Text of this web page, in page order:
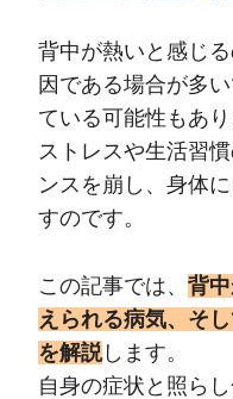
背中が熱いと感じ
因である場合が多
ている可能性もあり
ストレスや生活習
ンスを崩し、身体
すのです。
この記事では、 背
えられる病気、そ
を解説します。
自身の症状と照ら